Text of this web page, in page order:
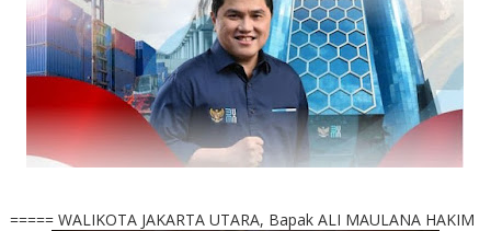
===== WALIKOTA JAKARTA UTARA, Bapak ALI MAULANA HAKIM